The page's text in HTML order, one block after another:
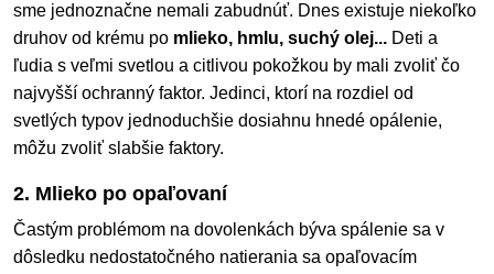
sme jednoznačne nemali zabudnúť. Dnes existuje niekoľko
druhov od krému po mlieko, hmlu, suchý olej... Deti a
ľudia s veľmi svetlou a citlivou pokožkou by mali zvoliť čo
najvyšší ochranný faktor. Jedinci, ktorí na rozdiel od
svetlých typov jednoduchšie dosiahnu hnedé opálenie,
môžu zvoliť slabšie faktory.
2. Mlieko po opaľovaní
Častým problémom na dovolenkách býva spálenie sa v
dôsledku nedostatočného natierania sa opaľovacím